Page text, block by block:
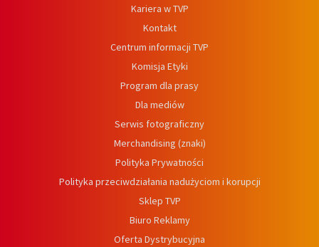
Kariera w TVP
Kontakt
Centrum informacji TVP
Komisja Etyki
Program dla prasy
Dla mediów
Serwis fotograficzny
Merchandising (znaki)
Polityka Prywatności
Polityka przeciwdziałania nadużyciom i korupcji
Sklep TVP
Biuro Reklamy
Oferta Dystrybucyjna